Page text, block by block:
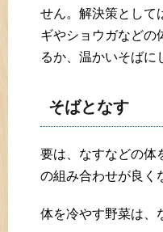
せん。解決策として
ギやショウガなどの
るか、温かいそばに
そばとなす
要は、なすなどの体
の組み合わせが良く
体を冷やす野菜は、